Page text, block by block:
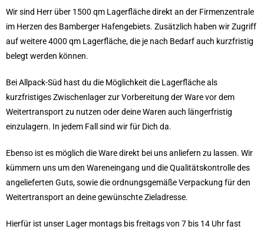
Wir sind Herr über 1500 qm Lagerfläche direkt an der Firmenzentrale
im Herzen des Bamberger Hafengebiets. Zusätzlich haben wir Zugriff
auf weitere 4000 qm Lagerfläche, die je nach Bedarf auch kurzfristig
belegt werden können.
Bei Allpack-Süd hast du die Möglichkeit die Lagerfläche als
kurzfristiges Zwischenlager zur Vorbereitung der Ware vor dem
Weitertransport zu nutzen oder deine Waren auch längerfristig
einzulagern. In jedem Fall sind wir für Dich da.
Ebenso ist es möglich die Ware direkt bei uns anliefern zu lassen. Wir
kümmern uns um den Wareneingang und die Qualitätskontrolle des
angelieferten Guts, sowie die ordnungsgemäße Verpackung für den
Weitertransport an deine gewünschte Zieladresse.
Hierfür ist unser Lager montags bis freitags von 7 bis 14 Uhr fast